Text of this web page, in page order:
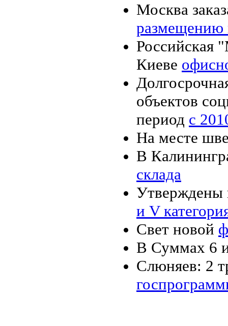
Москва
размещению
Российская
Киеве
объектов
период с
На месте
В
склада
Утверждены
и V
Свет новой
В Суммах 6
Слюняев: 2